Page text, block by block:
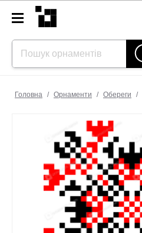
Головна / Орнаменти / Обереги /